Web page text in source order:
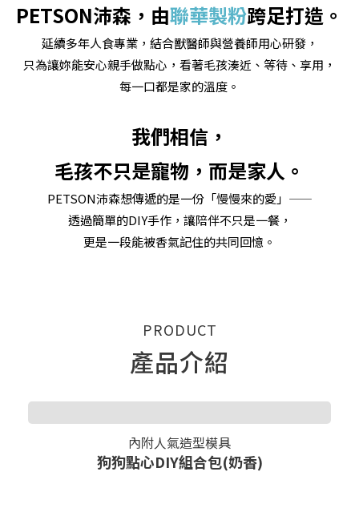
PETSON沛森，由聯華製粉跨足打造。
延續多年人食專業，結合獸醫師與營養師用心研發，
只為讓妳能安心親手做點心，看著毛孩湊近、等待、享用，
每一口都是家的溫度。
我們相信，
毛孩不只是寵物，而是家人。
PETSON沛森想傳遞的是一份「慢慢來的愛」——
透過簡單的DIY手作，讓陪伴不只是一餐，
更是一段能被香氣記住的共同回憶。
PRODUCT
產品介紹
內附人氣造型模具
狗狗點心DIY組合包(奶香)